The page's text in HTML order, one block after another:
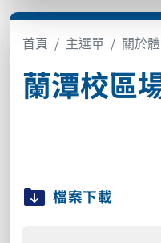
首頁 主選單 關於
蘭潭校區
檔案下載